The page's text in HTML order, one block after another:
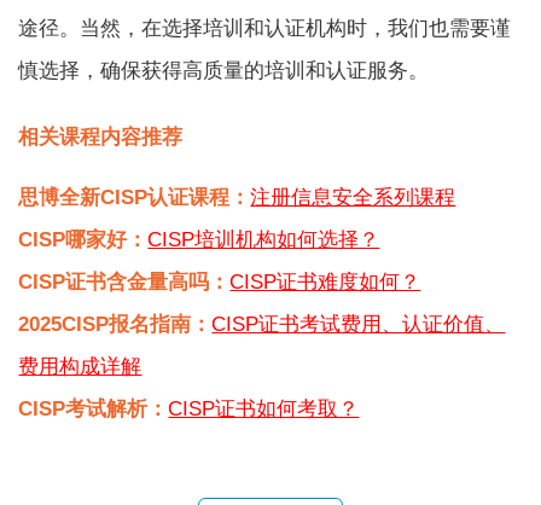
途径。当然，在选择培训和认证机构时，我们也需要谨
慎选择，确保获得高质量的培训和认证服务。
相关课程内容推荐
思博全新CISP认证课程：注册信息安全系列课程
CISP哪家好：CISP培训机构如何选择？
CISP证书含金量高吗：CISP证书难度如何？
2025CISP报名指南：CISP证书考试费用、认证价值、
费用构成详解
CISP考试解析：CISP证书如何考取？